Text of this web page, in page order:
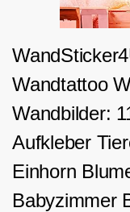
Wandtattoo
Wandbilder:
Aufkleber
Einhorn
Babyzimmer